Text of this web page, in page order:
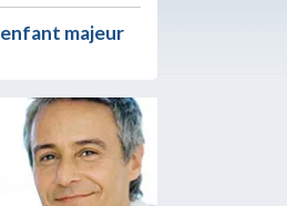
majeur